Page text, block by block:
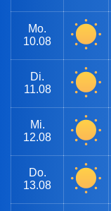
Mo.
10.08
Di.
11.08
Mi.
12.08
Do.
13.08